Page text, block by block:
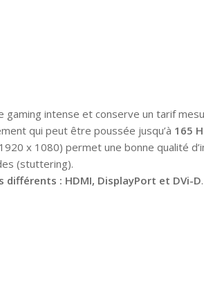
intense et conserve un tarif
qui peut être poussée jusqu’à 165
x 1080) permet une bonne qualité
(stuttering).
différents : HDMI, DisplayPort et DVi-D.